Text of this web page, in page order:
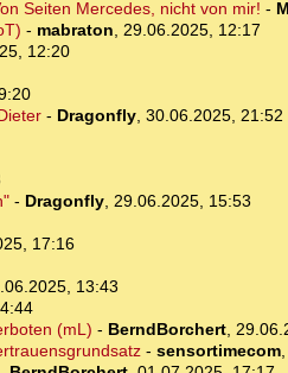
Seiten Mercedes, nicht von mir! -
- mabraton, 29.06.2025, 12:17
12:20
- Dragonfly, 30.06.2025, 21:52
- Dragonfly, 29.06.2025, 15:53
17:16
13:43
(mL) - BerndBorchert,
- sensortimecom,